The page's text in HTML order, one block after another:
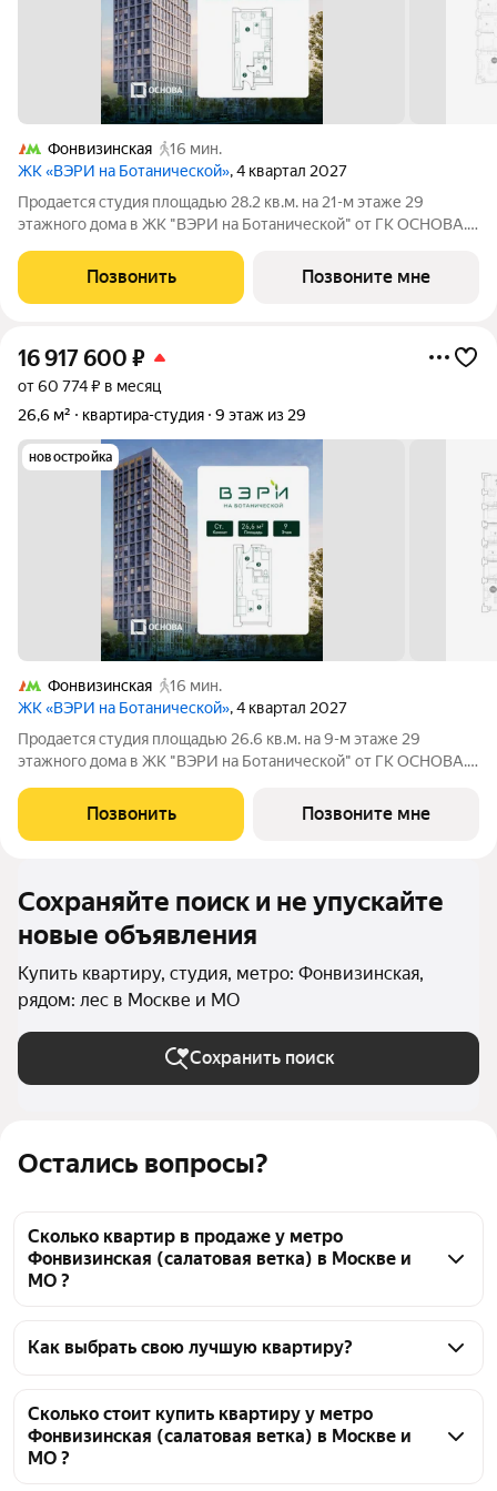
Остались вопросы?
Сколько квартир в продаже у метро
Фонвизинская (салатовая ветка) в Москве и
МО ?
Фонвизинская (салатовая ветка) в Москве и МО 26
Как выбрать свою лучшую квартиру?
метро Фонвизинская (салатовая ветка),
воспользуйтесь тепловой картой для оценки
инфраструктуры и транспортной доступности в
Сколько стоит купить квартиру у метро
Фонвизинская (салатовая ветка) в Москве и
МО ?
Фонвизинская
16 мин.
ЖК «ВЭРИ на Ботанической», 4 квартал 2027
Продается студия площадью 28.2 кв.м. на 21-м этаже 29
этажного дома в ЖК "ВЭРИ на Ботанической" от ГК ОСНОВА.
самых зелёных районов Москвы, в Марфино, что обеспечит
будущим жителям чистый и свежий
Позвонить Позвоните мне
16 917 600 ₽
от 60 774 ₽ в месяц
26,6 м²
квартира-студия 9 этаж из 29
новостройка
Фонвизинская
16 мин.
ЖК «ВЭРИ на Ботанической», 4 квартал 2027
Продается студия площадью 26.6 кв.м. на 9-м этаже 29
этажного дома в ЖК "ВЭРИ на Ботанической" от ГК ОСНОВА.
самых зелёных районов Москвы, в Марфино, что обеспечит
будущим жителям чистый и свежий
Позвонить Позвоните мне
Сохраняйте поиск и не упускайте
новые объявления
Купить квартиру, студия, метро: Фонвизинская,
рядом: лес в Москве и МО
Сохранить поиск